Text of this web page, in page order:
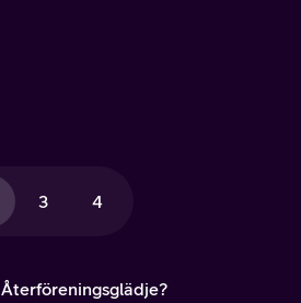
3 4
Återföreningsglädje?